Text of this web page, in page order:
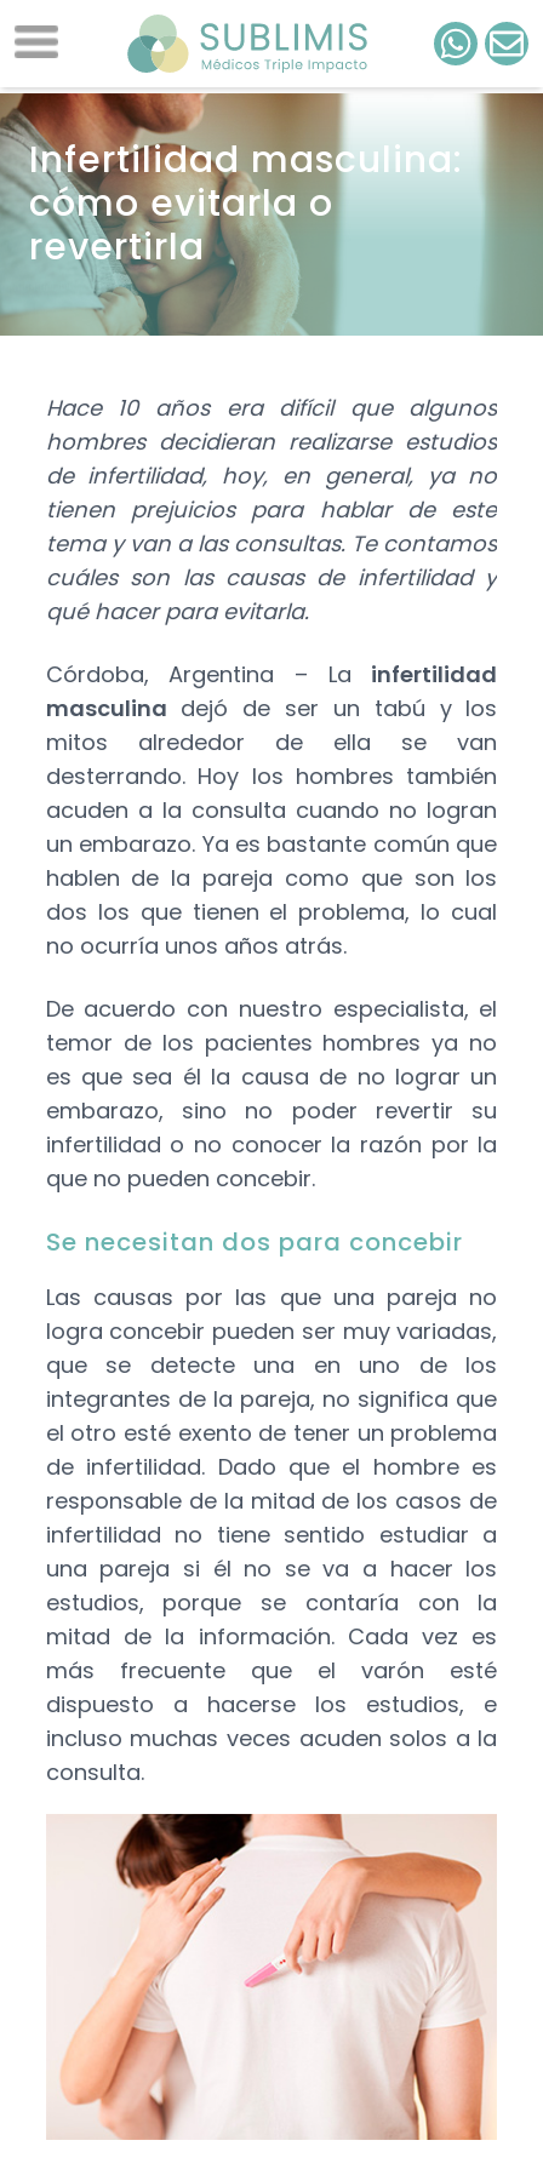
Infertilidad masculina:
cómo evitarla o
revertirla
Hace 10 años era difícil que algunos
hombres decidieran realizarse estudios
de infertilidad, hoy, en general, ya no
tienen prejuicios para hablar de este
tema y van a las consultas. Te contamos
cuáles son las causas de infertilidad y
qué hacer para evitarla.
Córdoba, Argentina – La infertilidad
masculina dejó de ser un tabú y los
mitos alrededor de ella se van
desterrando. Hoy los hombres también
acuden a la consulta cuando no logran
un embarazo. Ya es bastante común que
hablen de la pareja como que son los
dos los que tienen el problema, lo cual
no ocurría unos años atrás.
De acuerdo con nuestro especialista, el
temor de los pacientes hombres ya no
es que sea él la causa de no lograr un
embarazo, sino no poder revertir su
infertilidad o no conocer la razón por la
que no pueden concebir.
Se necesitan dos para concebir
Las causas por las que una pareja no
logra concebir pueden ser muy variadas,
que se detecte una en uno de los
integrantes de la pareja, no significa que
el otro esté exento de tener un problema
de infertilidad. Dado que el hombre es
responsable de la mitad de los casos de
infertilidad no tiene sentido estudiar a
una pareja si él no se va a hacer los
estudios, porque se contaría con la
mitad de la información. Cada vez es
más frecuente que el varón esté
dispuesto a hacerse los estudios, e
incluso muchas veces acuden solos a la
consulta.